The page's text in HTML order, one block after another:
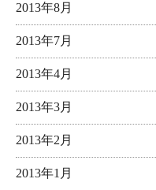
2013年8月
2013年7月
2013年4月
2013年3月
2013年2月
2013年1月